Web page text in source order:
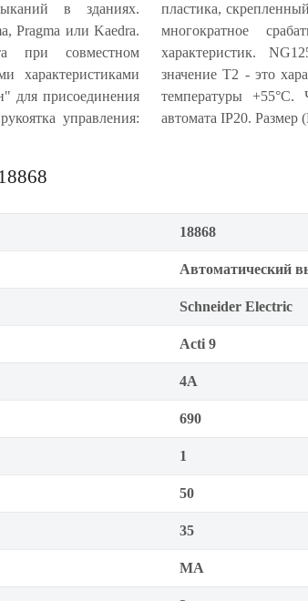
в зданиях.
Pragma или Kaedra.
при совместном
характеристиками
для присоединения
управления:
обеспечивает
изменения его
тропическое
влажности 99% и
Степень защиты
автомата IP20.
18868
Автоматический
Schneider Electric
Acti 9
4А
690
1
50
35
MA